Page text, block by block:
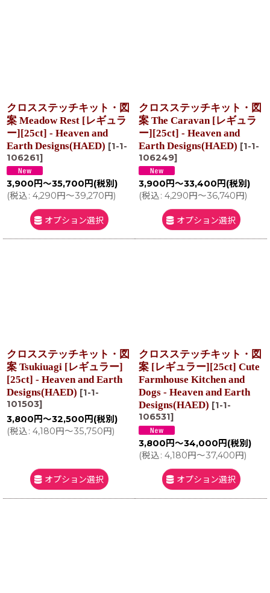
クロスステッチキット・図
案 Meadow Rest [レギュラ
ー][25ct] - Heaven and
Earth Designs(HAED) [1-1-
106261]
3,900 円～35,700 円 (税別)
(税込: 4,290円～39,270円)
オプション選択
クロスステッチキット・図
案 The Caravan [レギュラ
ー][25ct] - Heaven and
Earth Designs(HAED) [1-1-
106249]
3,900 円～33,400 円 (税別)
(税込: 4,290円～36,740円)
オプション選択
クロスステッチキット・図
案 Tsukiuagi [レギュラー]
[25ct] - Heaven and Earth
Designs(HAED) [1-1-
101503]
3,800 円～32,500 円 (税別)
(税込: 4,180円～35,750円)
オプション選択
クロスステッチキット・図
案 [レギュラー][25ct] Cute
Farmhouse Kitchen and
Dogs - Heaven and Earth
Designs(HAED) [1-1-
106531]
3,800 円～34,000 円 (税別)
(税込: 4,180円～37,400円)
オプション選択